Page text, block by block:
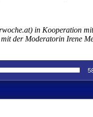
in Kooperation
der Moderatorin Irene